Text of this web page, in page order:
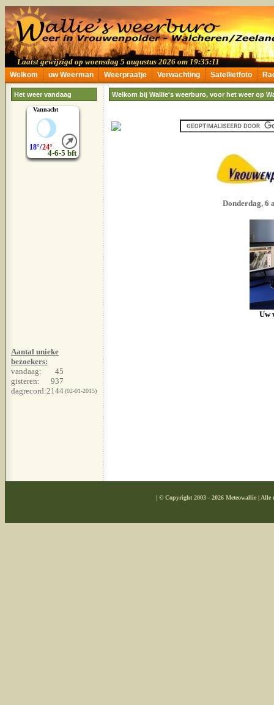
Welkom uw Weerman Weerpraatje Verwachting Satellietfoto
Het weer vandaag
Aantal unieke
bezoekers:
vandaag:
45
gisteren:
937
dagrecord:2144(02-01-2015)
Welkom bij Wallie's weerburo, voor het weer op
Donderdag, 6
Uw
| © Copyright 2003 - 2026 Meteowallie |